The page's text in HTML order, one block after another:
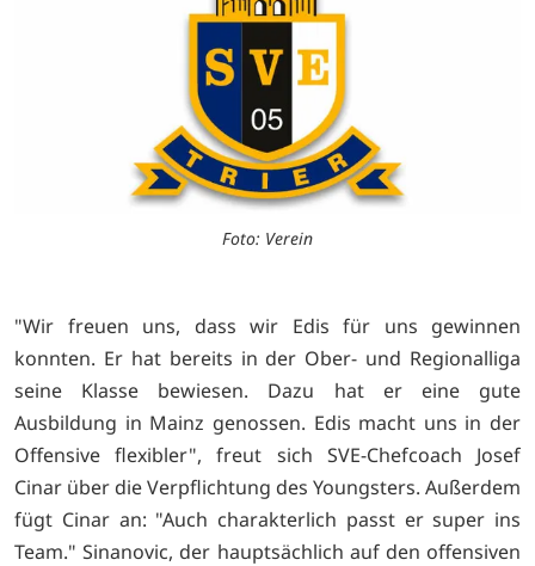
Foto: Verein
"Wir freuen uns, dass wir Edis für uns gewinnen
konnten. Er hat bereits in der Ober- und Regionalliga
seine Klasse bewiesen. Dazu hat er eine gute
Ausbildung in Mainz genossen. Edis macht uns in der
Offensive flexibler", freut sich SVE-Chefcoach Josef
Cinar über die Verpflichtung des Youngsters. Außerdem
fügt Cinar an: "Auch charakterlich passt er super ins
Team." Sinanovic, der hauptsächlich auf den offensiven